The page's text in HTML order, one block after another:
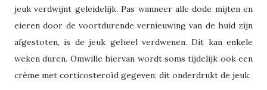
jeuk verdwijnt geleidelijk. Pas wanneer alle dode mijten en
eieren door de voortdurende vernieuwing van de huid zijn
afgestoten, is de jeuk geheel verdwenen. Dit kan enkele
weken duren. Omwille hiervan wordt soms tijdelijk ook een
crème met corticosteroïd gegeven; dit onderdrukt de jeuk.